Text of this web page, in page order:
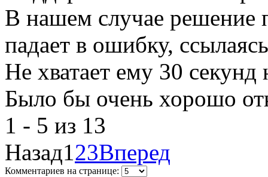
В нашем случае решение
падает в ошибку,
Не хватает ему 30 секунд
Было бы очень хорошо
1 - 5 из 13
Назад123Вперед
Комментариев на странице: